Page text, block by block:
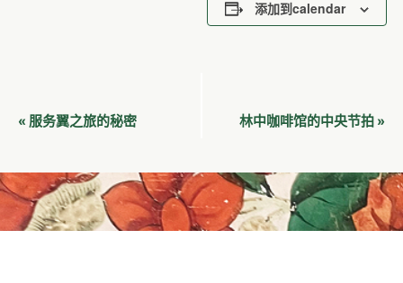
添加到calendar
活
导
航
« 服务翼之旅的秘密 林中咖啡馆的中央节拍 »